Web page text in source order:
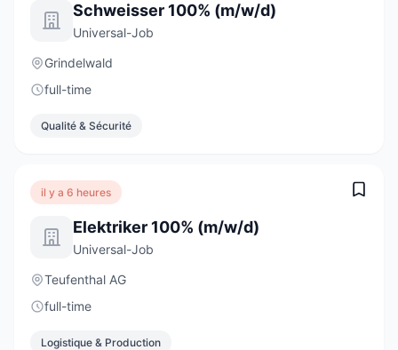
Schweisser 100% (m/w/d)
Universal-Job
Grindelwald
full-time
Qualité & Sécurité
il y a 6 heures
Elektriker 100% (m/w/d)
Universal-Job
Teufenthal AG
full-time
Logistique & Production